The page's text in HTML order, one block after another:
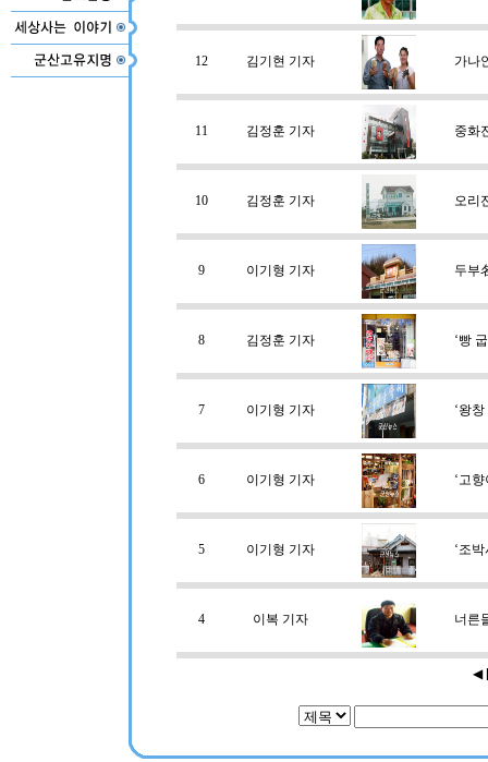
12 김기현 기자 가나
11 김정훈 기자 중화
10 김정훈 기자 오리
9 이기형 기자 두부
8 김정훈 기자 ‘빵
7 이기형 기자 ‘왕
6 이기형 기자 ‘고
5 이기형 기자 ‘조
4 이복 기자 너른
◀